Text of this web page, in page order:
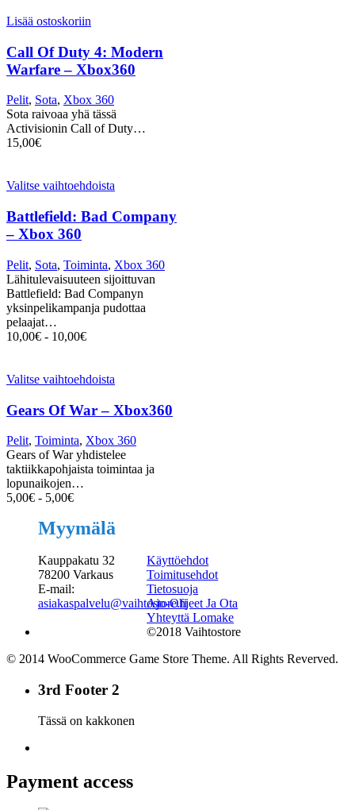
Lisää ostoskoriin
Call Of Duty 4: Modern
Warfare – Xbox360
Pelit, Sota, Xbox 360
Sota raivoaa yhä tässä
Activisionin Call of Duty…
15,00€
Valitse vaihtoehdoista
Battlefield: Bad Company
– Xbox 360
Pelit, Sota, Toiminta, Xbox 360
Lähitulevaisuuteen sijoittuvan
Battlefield: Bad Companyn
yksinpelikampanja pudottaa
pelaajat…
10,00€ - 10,00€
Valitse vaihtoehdoista
Gears Of War – Xbox360
Pelit, Toiminta, Xbox 360
Gears of War yhdistelee
taktiikkapohjaista toimintaa ja
lopunaikojen…
5,00€ - 5,00€
Myymälä
Kauppakatu 32
78200 Varkaus
E-mail:
asiakaspalvelu@vaihtostore.fi
Käyttöehdot
Toimitusehdot
Tietosuoja
Ajo-Ohjeet Ja Ota
Yhteyttä Lomake
©2018 Vaihtostore
© 2014 WooCommerce Game Store Theme. All Rights Reverved.
3rd Footer 2
Tässä on kakkonen
Payment access